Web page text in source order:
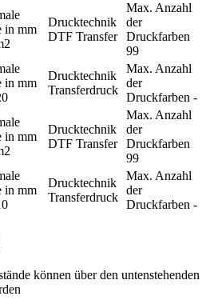
in mm
Drucktechnik
DTF Transfer
Max. Anzahl
der
Druckfarben
99
in mm
Drucktechnik
Transferdruck
Max. Anzahl
der
Druckfarben -
in mm
Drucktechnik
DTF Transfer
Max. Anzahl
der
Druckfarben
99
in mm
Drucktechnik
Transferdruck
Max. Anzahl
der
Druckfarben -
können über den untenstehenden